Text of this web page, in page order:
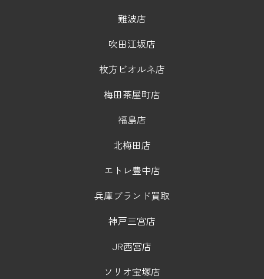
難波店
吹田江坂店
枚方ビオルネ店
梅田茶屋町店
福島店
北梅田店
エトレ豊中店
兵庫ブランド買取
神戸三宮店
JR西宮店
ソリオ宝塚店